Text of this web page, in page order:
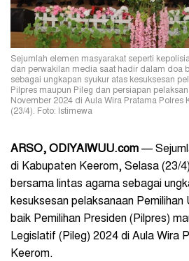
Sejumlah elemen masyarakat seperti
dan perwakilan media saat hadir dalam doa
sebagai ungkapan syukur atas kesuksesan
Pilpres maupun Pileg dan persiapan
November 2024 di Aula Wira Pratama Polres
(23/4). Foto: Istimewa
ARSO, ODIYAIWUU.com —
di Kabupaten Keerom, Selasa (23/
bersama lintas agama sebagai
kesuksesan pelaksanaan Pemilihan
baik Pemilihan Presiden (Pilpres)
Legislatif (Pileg) 2024 di Aula Wira
Keerom.